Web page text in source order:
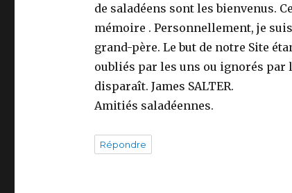
de saladéens sont les bienvenus.
mémoire . Personnellement, je
grand-père. Le but de notre Site
oubliés par les uns ou ignorés par
disparaît. James SALTER.
Amitiés saladéennes.
Répondre